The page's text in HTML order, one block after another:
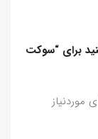
برای “سوکت